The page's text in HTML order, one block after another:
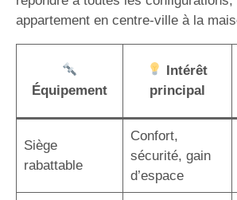
appartement en centre-ville à la
Équipement
Intérêt
principal
Siège
rabattable
Confort,
sécurité, gain
d’espace